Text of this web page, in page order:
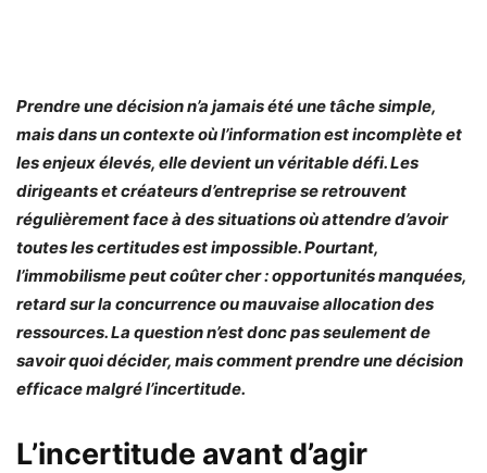
Prendre une décision n’a jamais été une tâche simple,
mais dans un contexte où l’information est incomplète et
les enjeux élevés, elle devient un véritable défi. Les
dirigeants et créateurs d’entreprise se retrouvent
régulièrement face à des situations où attendre d’avoir
toutes les certitudes est impossible. Pourtant,
l’immobilisme peut coûter cher : opportunités manquées,
retard sur la concurrence ou mauvaise allocation des
ressources. La question n’est donc pas seulement de
savoir quoi décider, mais comment prendre une décision
efficace malgré l’incertitude.
L’incertitude avant d’agir